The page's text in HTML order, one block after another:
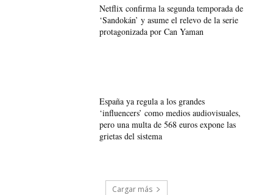
Netflix confirma la segunda temporada de
‘Sandokán’ y asume el relevo de la serie
protagonizada por Can Yaman
España ya regula a los grandes
‘influencers’ como medios audiovisuales,
pero una multa de 568 euros expone las
grietas del sistema
Cargar más